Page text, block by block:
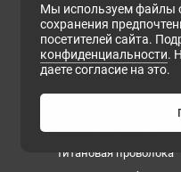
Заготовка из титана
Лента титановая
Проволока титановая
Титановая поковка
Титановая проволока
Мы используем файлы
сохранения
посетителей сайта.
конфиденциальности.
даете согласие на это.